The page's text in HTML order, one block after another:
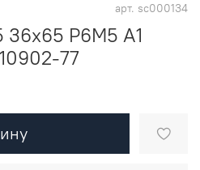
арт. sc000134
36х65 Р6М5 A1
77